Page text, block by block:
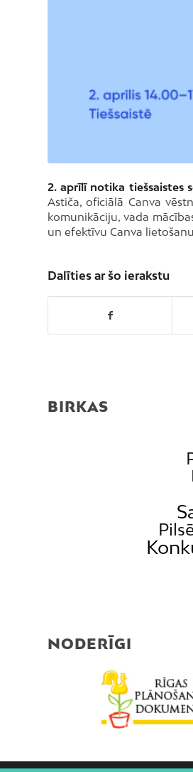
2. aprīlī notika tiešsaistes
Astiča, oficiālā Canva
komunikāciju, vada
un efektīvu Canva
Dalīties ar šo ierakstu
BIRKAS
NODERĪGI